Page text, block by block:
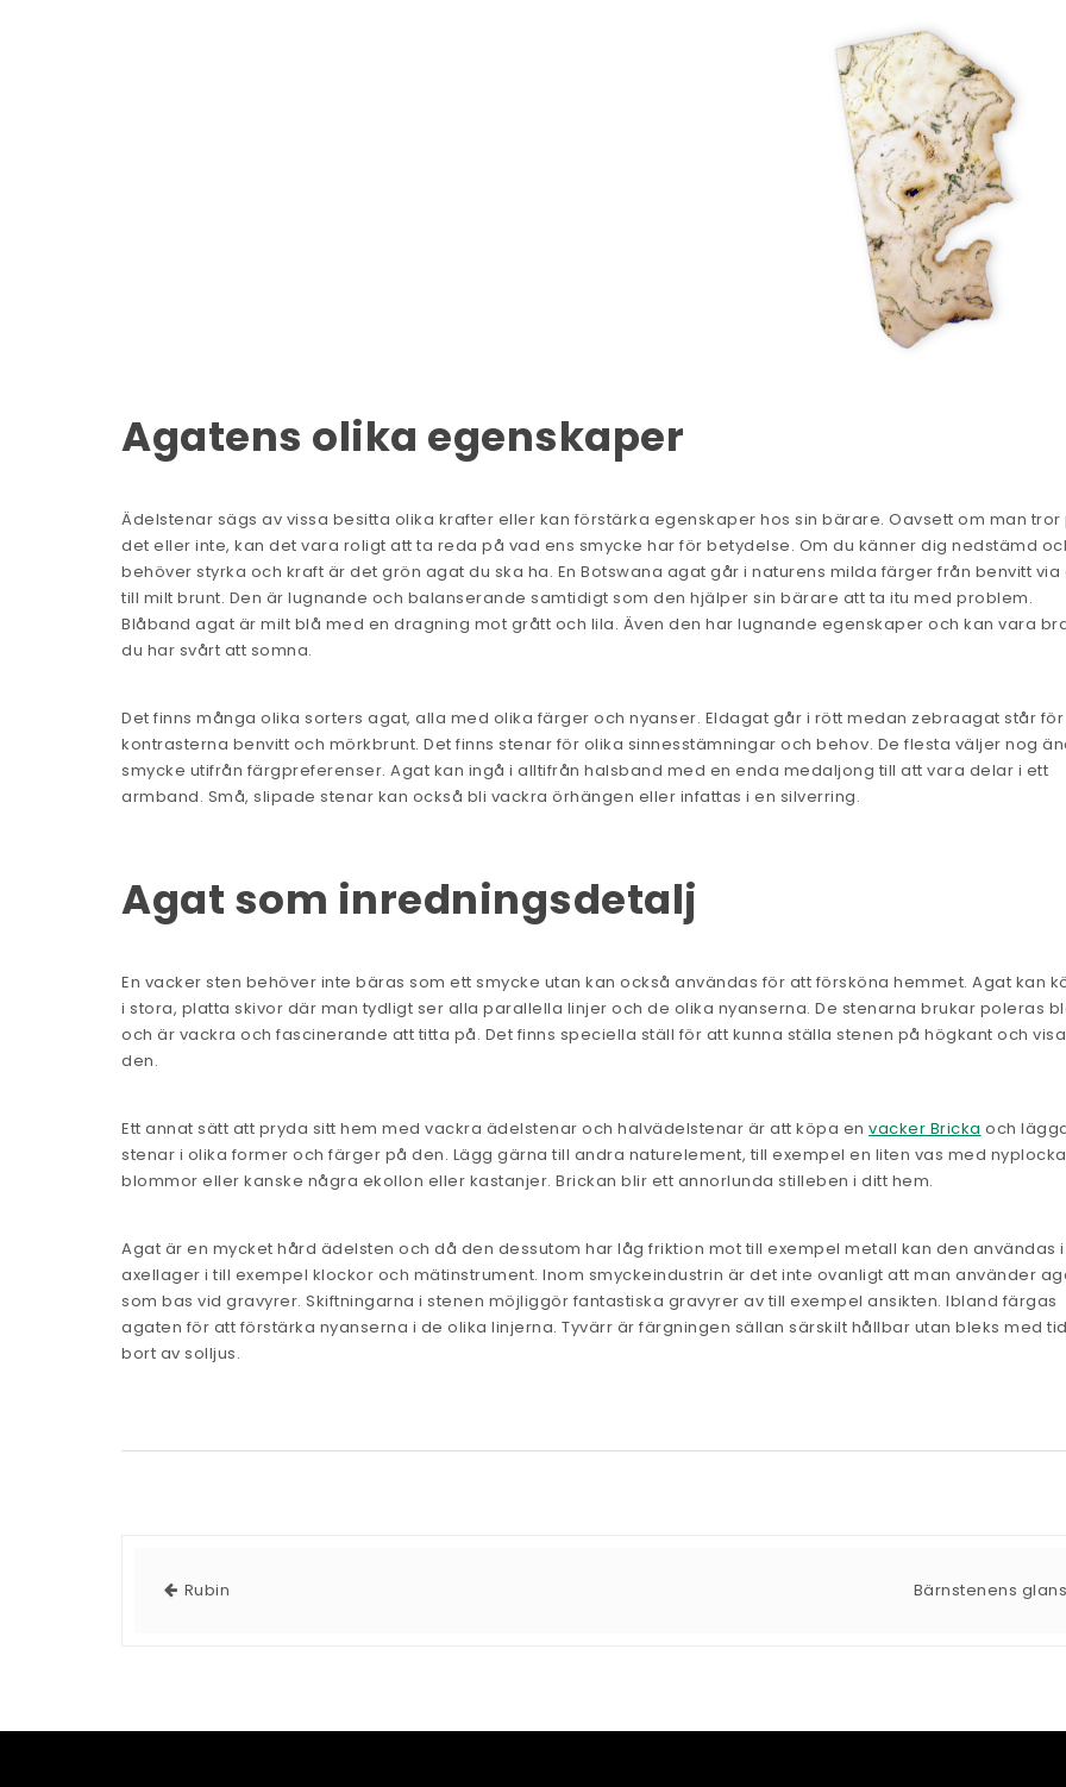
Agatens olika egenskaper
Ädelstenar sägs av vissa besitta olika krafter eller kan förstärka egenskaper hos sin bärare. Oavsett om man tror
det eller inte, kan det vara roligt att ta reda på vad ens smycke har för betydelse. Om du känner dig nedstämd
behöver styrka och kraft är det grön agat du ska ha. En Botswana agat går i naturens milda färger från benvitt via
till milt brunt. Den är lugnande och balanserande samtidigt som den hjälper sin bärare att ta itu med problem.
Blåband agat är milt blå med en dragning mot grått och lila. Även den har lugnande egenskaper och kan vara
du har svårt att somna.
Det finns många olika sorters agat, alla med olika färger och nyanser. Eldagat går i rött medan zebraagat står för
kontrasterna benvitt och mörkbrunt. Det finns stenar för olika sinnesstämningar och behov. De flesta väljer nog
smycke utifrån färgpreferenser. Agat kan ingå i alltifrån halsband med en enda medaljong till att vara delar i ett
armband. Små, slipade stenar kan också bli vackra örhängen eller infattas i en silverring.
Agat som inredningsdetalj
En vacker sten behöver inte bäras som ett smycke utan kan också användas för att försköna hemmet. Agat kan
i stora, platta skivor där man tydligt ser alla parallella linjer och de olika nyanserna. De stenarna brukar poleras
och är vackra och fascinerande att titta på. Det finns speciella ställ för att kunna ställa stenen på högkant och
den.
Ett annat sätt att pryda sitt hem med vackra ädelstenar och halvädelstenar är att köpa en vacker Bricka och
stenar i olika former och färger på den. Lägg gärna till andra naturelement, till exempel en liten vas med
blommor eller kanske några ekollon eller kastanjer. Brickan blir ett annorlunda stilleben i ditt hem.
Agat är en mycket hård ädelsten och då den dessutom har låg friktion mot till exempel metall kan den användas i
axellager i till exempel klockor och mätinstrument. Inom smyckeindustrin är det inte ovanligt att man använder
som bas vid gravyrer. Skiftningarna i stenen möjliggör fantastiska gravyrer av till exempel ansikten. Ibland färgas
agaten för att förstärka nyanserna i de olika linjerna. Tyvärr är färgningen sällan särskilt hållbar utan bleks med
bort av solljus.
Rubin Bärnstenens glans